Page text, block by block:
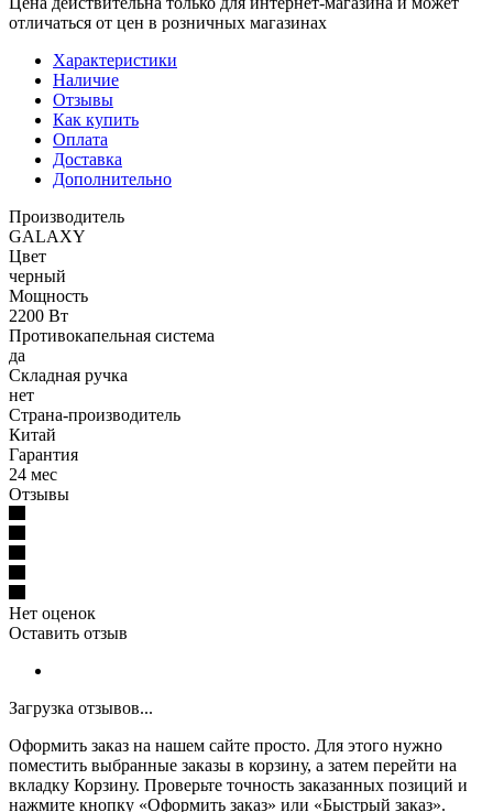
отличаться от цен в розничных магазинах
Характеристики
Наличие
Отзывы
Как купить
Оплата
Доставка
Дополнительно
Производитель
GALAXY
Цвет
черный
Мощность
2200 Вт
Противокапельная система
да
Складная ручка
нет
Страна-производитель
Китай
Гарантия
24 мес
Отзывы
Нет оценок
Оставить отзыв
Загрузка отзывов...
Оформить заказ на нашем сайте просто. Для этого нужно
поместить выбранные заказы в корзину, а затем перейти на
вкладку Корзину. Проверьте точность заказанных позиций и
нажмите кнопку «Оформить заказ» или «Быстрый заказ».